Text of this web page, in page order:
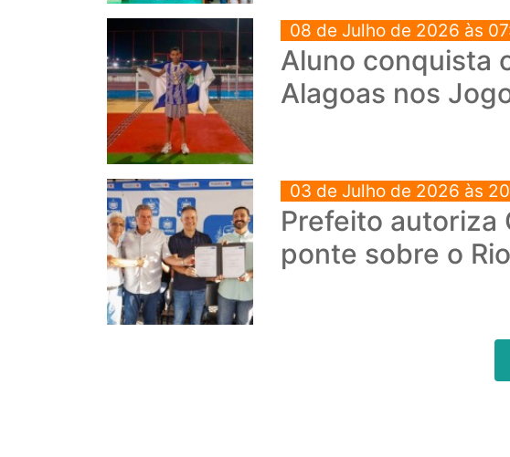
08 de Julho de 2026 às
Aluno conquista
Alagoas nos
03 de Julho de 2026 às
Prefeito autoriza
ponte sobre o